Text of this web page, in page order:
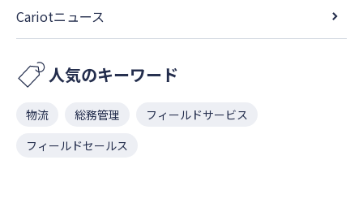
Cariotニュース
人気のキーワード
物流 総務管理
フィールドサービス
フィールドセールス